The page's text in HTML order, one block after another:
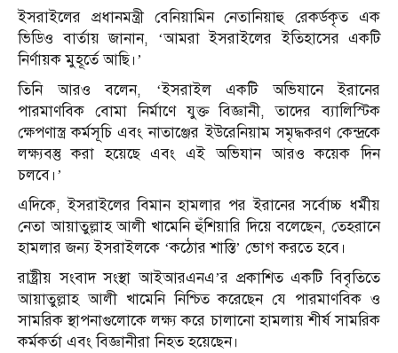
ইসরাইলের প্রধানমন্ত্রী বেনিয়ামিন নেতানিয়াহু রেকর্ডকৃত এক
ভিডিও বার্তায় জানান, ‘আমরা ইসরাইলের ইতিহাসের একটি
নির্ণায়ক মুহূর্তে আছি।’
তিনি আরও বলেন, ‘ইসরাইল একটি অভিযানে ইরানের
পারমাণবিক বোমা নির্মাণে যুক্ত বিজ্ঞানী, তাদের ব্যালিস্টিক
ক্ষেপণাস্ত্র কর্মসূচি এবং নাতাঞ্জের ইউরেনিয়াম সমৃদ্ধকরণ কেন্দ্রকে
লক্ষ্যবস্তু করা হয়েছে এবং এই অভিযান আরও কয়েক দিন
চলবে।’
এদিকে, ইসরাইলের বিমান হামলার পর ইরানের সর্বোচ্চ ধর্মীয়
নেতা আয়াতুল্লাহ আলী খামেনি হুঁশিয়ারি দিয়ে বলেছেন, তেহরানে
হামলার জন্য ইসরাইলকে ‘কঠোর শাস্তি’ ভোগ করতে হবে।
রাষ্ট্রীয় সংবাদ সংস্থা আইআরএনএ’র প্রকাশিত একটি বিবৃতিতে
আয়াতুল্লাহ আলী খামেনি নিশ্চিত করেছেন যে পারমাণবিক ও
সামরিক স্থাপনাগুলোকে লক্ষ্য করে চালানো হামলায় শীর্ষ সামরিক
কর্মকর্তা এবং বিজ্ঞানীরা নিহত হয়েছেন।